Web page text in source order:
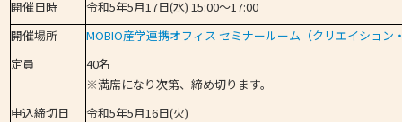
開催日時
令和5年5月17日(水) 15:00～17:00
開催場所
MOBIO産学連携オフィス セミナールーム（クリエイション
定員
40名
※満席になり次第、締め切ります。
申込締切日
令和5年5月16日(火)